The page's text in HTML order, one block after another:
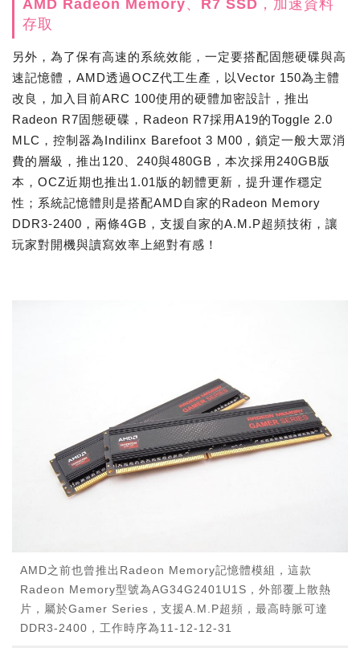
AMD Radeon Memory、R7 SSD，加速資料
存取
另外，為了保有高速的系統效能，一定要搭配固態硬碟與高
速記憶體，AMD透過OCZ代工生產，以Vector 150為主體
改良，加入目前ARC 100使用的硬體加密設計，推出
Radeon R7固態硬碟，Radeon R7採用A19的Toggle 2.0
MLC，控制器為Indilinx Barefoot 3 M00，鎖定一般大眾消
費的層級，推出120、240與480GB，本次採用240GB版
本，OCZ近期也推出1.01版的韌體更新，提升運作穩定
性；系統記憶體則是搭配AMD自家的Radeon Memory
DDR3-2400，兩條4GB，支援自家的A.M.P超頻技術，讓
玩家對開機與讀寫效率上絕對有感！
AMD之前也曾推出Radeon Memory記憶體模組，這款
Radeon Memory型號為AG34G2401U1S，外部覆上散熱
片，屬於Gamer Series，支援A.M.P超頻，最高時脈可達
DDR3-2400，工作時序為11-12-12-31